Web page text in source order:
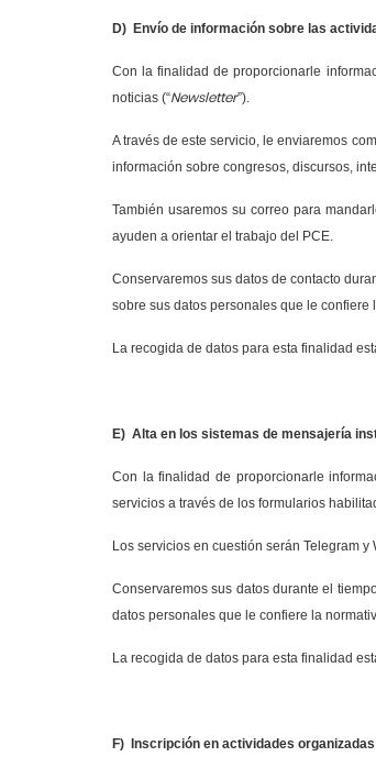
D) Envío de información sobre las
Con la finalidad de proporcionarle
noticias (“Newsletter”).
A través de este servicio, le enviaremos
información sobre congresos, discursos,
También usaremos su correo para
ayuden a orientar el trabajo del PCE.
Conservaremos sus datos de contacto
sobre sus datos personales que le confiere
La recogida de datos para esta finalidad
E) Alta en los sistemas de mensajería
Con la finalidad de proporcionarle
servicios a través de los formularios
Los servicios en cuestión serán Telegram y
Conservaremos sus datos durante el
datos personales que le confiere la
La recogida de datos para esta finalidad
F) Inscripción en actividades